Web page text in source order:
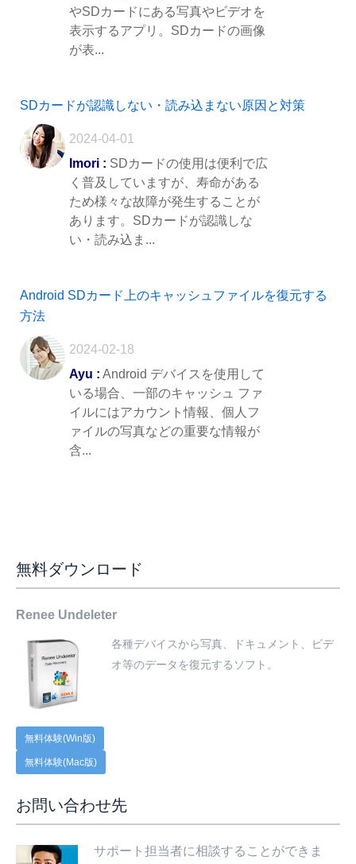
やSDカードにある写真やビデオを
表示するアプリ。SDカードの画像
が表...
SDカードが認識しない・読み込まない原因と対策
2024-04-01
Imori : SDカードの使用は便利で広
く普及していますが、寿命がある
ため様々な故障が発生することが
あります。SDカードが認識しな
い・読み込ま...
Android SDカード上のキャッシュファイルを復元する
方法
2024-02-18
Ayu : Android デバイスを使用して
いる場合、一部のキャッシュ ファ
イルにはアカウント情報、個人フ
ァイルの写真などの重要な情報が
含...
無料ダウンロード
Renee Undeleter
各種デバイスから写真、ドキュメント、ビデ
オ等のデータを復元するソフト。
無料体験(Win版)
無料体験(Mac版)
お問い合わせ先
サポート担当者に相談することができま